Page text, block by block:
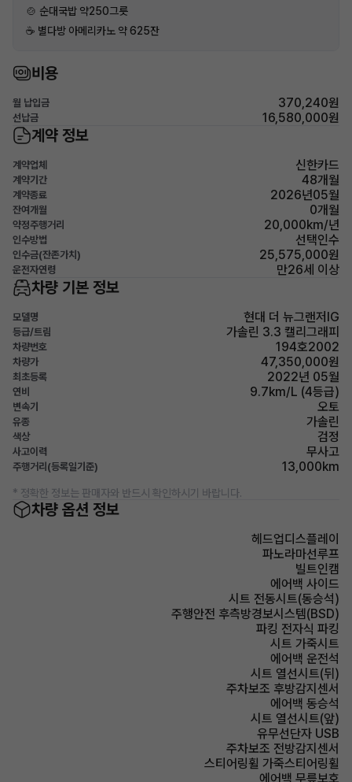
🍲 순대국밥 약250그릇
☕️ 별다방 아메리카노 약 625잔
비용
월 납입금 370,240원
선납금 16,580,000원
계약 정보
계약업체 신한카드
계약기간 48개월
계약종료 2026년05월
잔여개월 0개월
약정주행거리 20,000km/년
인수방법 선택인수
인수금(잔존가치) 25,575,000원
운전자연령 만26세 이상
차량 기본 정보
모델명 현대 더 뉴그랜저IG
등급/트림 가솔린 3.3 캘리그래피
차량번호 194호2002
차량가 47,350,000원
최초등록 2022년 05월
연비 9.7km/L (4등급)
변속기 오토
유종 가솔린
색상 검정
사고이력 무사고
주행거리(등록일기준) 13,000km
* 정확한 정보는 판매자와 반드시 확인하시기 바랍니다.
차량 옵션 정보
헤드업디스플레이
파노라마선루프
빌트인캠
에어백 사이드
시트 전동시트(동승석)
주행안전 후측방경보시스템(BSD)
파킹 전자식 파킹
시트 가죽시트
에어백 운전석
시트 열선시트(뒤)
주차보조 후방감지센서
에어백 동승석
시트 열선시트(앞)
유무선단자 USB
주차보조 전방감지센서
스티어링휠 가죽스티어링휠
에어백 무릎보호